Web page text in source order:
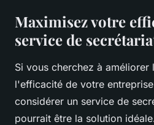
Maximisez votre
service de
Si vous cherchez à
l'efficacité de votre
considérer un service de
pourrait être la solution